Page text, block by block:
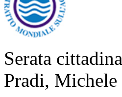
Serata
Pradi,